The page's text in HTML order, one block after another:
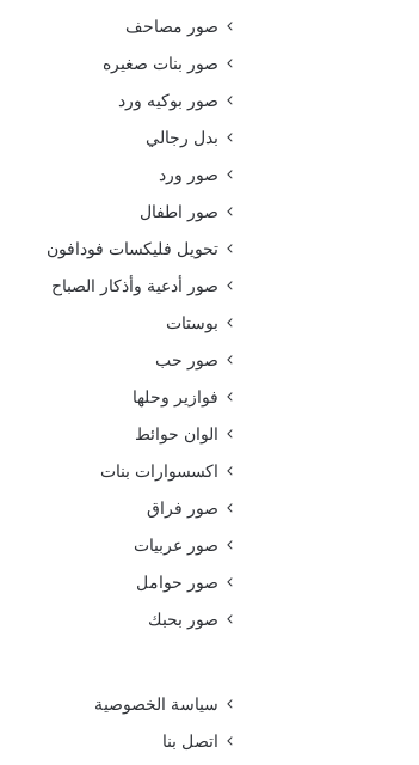
صور مصاحف
صور بنات صغيره
صور بوكيه ورد
بدل رجالي
صور ورد
صور اطفال
تحويل فليكسات فودافون
صور أدعية وأذكار الصباح
بوستات
صور حب
فوازير وحلها
الوان حوائط
اكسسوارات بنات
صور فراق
صور عربيات
صور حوامل
صور بحبك
سياسة الخصوصية
اتصل بنا